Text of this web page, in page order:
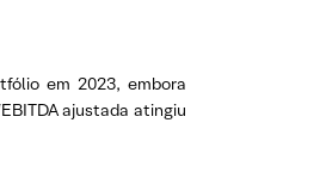
em 2023, embora
ajustada atingiu